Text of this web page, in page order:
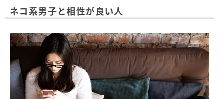
ネコ系男子と相性が良い人